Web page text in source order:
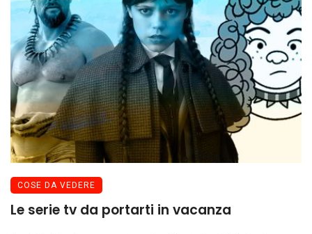
COSE DA VEDERE
Le serie tv da portarti in vacanza